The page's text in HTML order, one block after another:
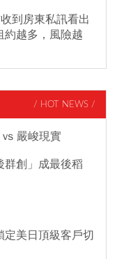
到房東私訊看出
約越多，風險越
/ HOT NEWS /
嚴峻現實
群創」成最後稻
美日頂級客戶切